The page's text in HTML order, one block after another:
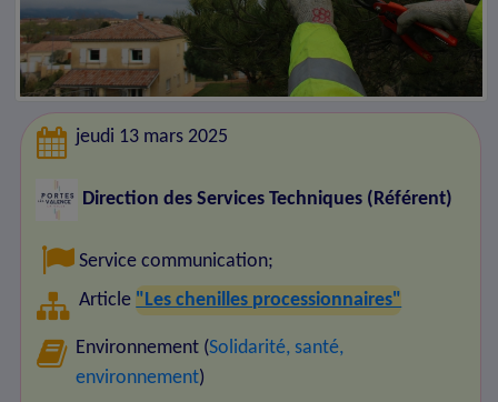
jeudi 13 mars 2025
Direction des Services Techniques (Référent)
Service communication;
Article "Les chenilles processionnaires"
Environnement (Solidarité, santé,
environnement)